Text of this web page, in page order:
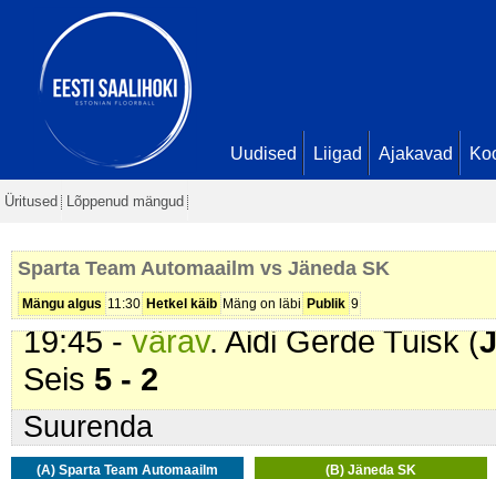
Uudised Liigad Ajakavad
Üritused Lõppenud mängud
Sparta Team Automaailm vs Jäneda SK
Mängu algus 11:30 Hetkel käib Mäng on läbi Publik 9
0 - 1
02:15 -värav
Taskila. Seis
05:56 - värav . German Balasov (
08:00 -värav. German Balasov (
18:46 -värav. German Balasov (
Oliver Peter Olsson. Seis
19:45 -värav. Aidi Gerde Tuisk (
Seis 5 - 2
Suurenda
(A) Sparta Team Automaailm
(B) Jäneda SK